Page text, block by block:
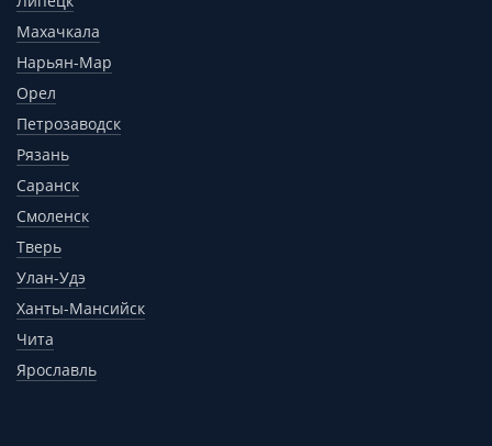
Махачкала
Нарьян-Мар
Орел
Петрозаводск
Рязань
Саранск
Смоленск
Тверь
Улан-Удэ
Ханты-Мансийск
Чита
Ярославль